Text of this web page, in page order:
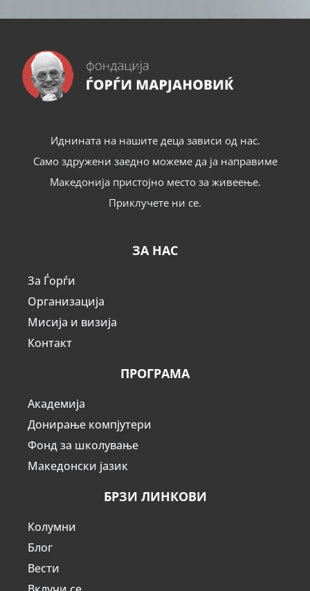
Иднината на нашите деца зависи од нас.
Само здружени заедно можеме да ја направиме
Македонија пристојно место за живеење.
Приклучете ни се.
ЗА НАС
За Ѓорѓи
Организација
Мисија и визија
Контакт
ПРОГРАМА
Академија
Донирање компјутери
Фонд за школување
Македонски јазик
БРЗИ ЛИНКОВИ
Колумни
Блог
Вести